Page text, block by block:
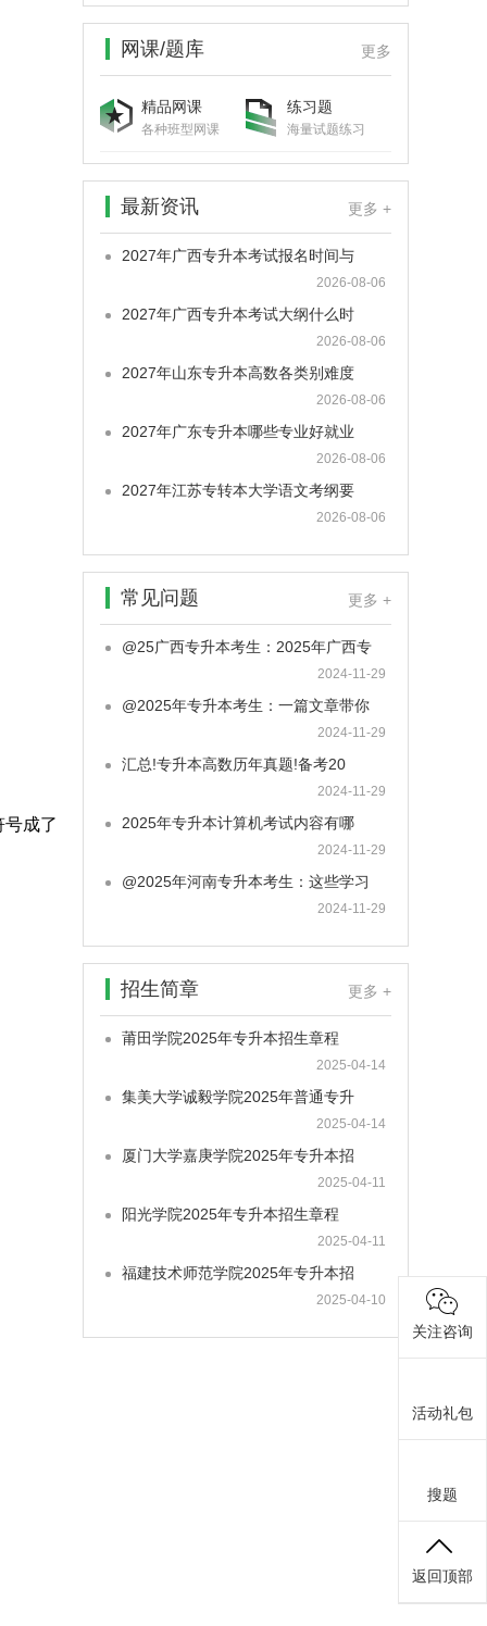
成了
网课/题库 更多
精品网课
各种班型网课
练习题
海量试题练习
最新资讯 更多 +
2027年广西专升本考试报名时间与
2026-08-06
2027年广西专升本考试大纲什么时
2026-08-06
2027年山东专升本高数各类别难度
2026-08-06
2027年广东专升本哪些专业好就业
2026-08-06
2027年江苏专转本大学语文考纲要
2026-08-06
常见问题 更多 +
@25广西专升本考生：2025年广西专
2024-11-29
@2025年专升本考生：一篇文章带你
2024-11-29
汇总!专升本高数历年真题!备考20
2024-11-29
2025年专升本计算机考试内容有哪
2024-11-29
@2025年河南专升本考生：这些学习
2024-11-29
招生简章 更多 +
莆田学院2025年专升本招生章程
2025-04-14
集美大学诚毅学院2025年普通专升
2025-04-14
厦门大学嘉庚学院2025年专升本招
2025-04-11
阳光学院2025年专升本招生章程
2025-04-11
福建技术师范学院2025年专升本招
2025-04-10
关注咨询
活动礼包
搜题
返回顶部